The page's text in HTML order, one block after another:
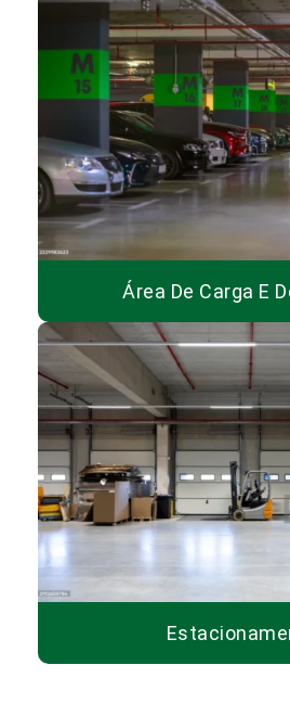
Área De Carga E